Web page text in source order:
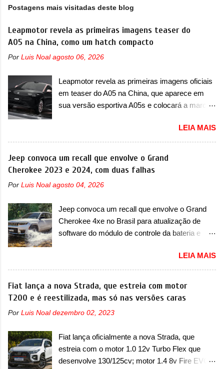
Postagens mais visitadas deste blog
Leapmotor revela as primeiras imagens teaser do
A05 na China, como um hatch compacto
Por Luis Noal agosto 06, 2026
Leapmotor revela as primeiras imagens oficiais
em teaser do A05 na China, que aparece em
sua versão esportiva A05s e colocará a marca
apresentando uma rápida expansão na China
em termos de portfólio. Apoiada pela Stellantis,
a marca confirmou a estreia de um novo
modelo compacto à sua linha. Posicionado
primeiras imagens teaser do A05, que nas
esportiva, o A05s. Previsto para ser lançado
ainda neste ano na China, o compacto elétrico
colocará a Leapmotor para concorrer com uma
BYD Dolphin e Geely EX2. Visualmente, o A05
conta com um design já visto por outros
modelos da marca, em especial do SUV
compacto A10. Basicamente sendo o hatch do
SUV, o A05 nasce com um design que está
possui faróis com um desenho mais retangular,
com um pequeno prolongamento para as
laterais. Os faróis cont...
LEIA MAIS
Jeep convoca um recall que envolve o Grand
Cherokee 2023 e 2024, com duas falhas
Por Luis Noal agosto 04, 2026
Jeep convoca um recall que envolve o Grand
Cherokee 4xe no Brasil para atualização de
software do módulo de controle da bateria e
Jeep convocou no dia 10 de outubro de 2025
um chamado que envolve os proprietários do
Grand Cherokee 4xe, em sua versão única
Limited, com unidades de ano/modelo 2023 e
unidades afetadas precisam retornar a uma
dois problemas. O primeiro deles será uma
atualização do software do módulo de controle
da bateria (AHCP e HCP). Para alguns veículos
LEIA MAIS
Fiat lança a nova Strada, que estreia com motor
T200 e é reestilizada, mas só nas versões caras
Por Luis Noal dezembro 02, 2023
Fiat lança oficialmente a nova Strada, que
estreia com o motor 1.0 12v Turbo Flex que
desenvolve 130/125cv; motor 1.4 8v Fire EVO